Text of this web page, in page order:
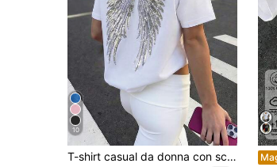
10
T-shirt casual da donna con scollo tondo e maniche corte, bianca, con ricamo di ali d'angelo e paillettes, stile Y2K estivo per uscite, feste, vacanze e spiaggia